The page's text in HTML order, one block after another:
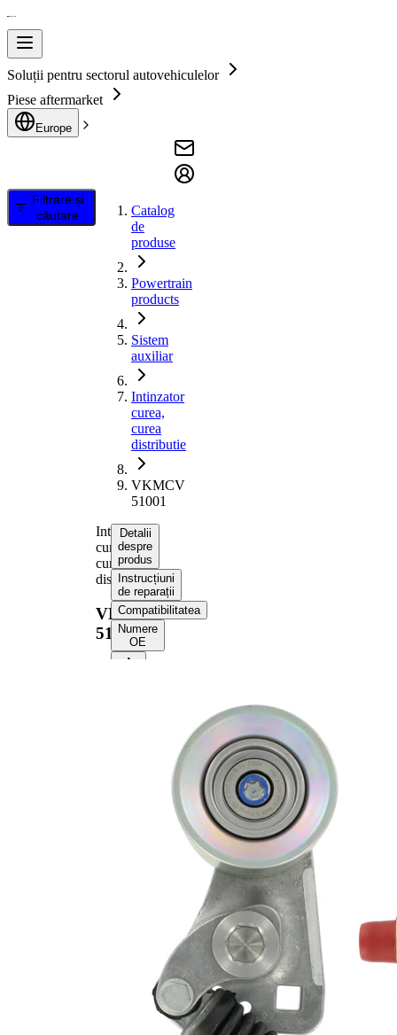
Soluții pentru sectorul autovehiculelor
Piese aftermarket
Europe
Filtrare și
căutare
Catalog
de
produse
Powertrain
products
Sistem
auxiliar
Intinzator
curea,
curea
distributie
VKMCV
51001
Intinzator
curea,
curea
distributie
VKMCV
51001
Detalii
despre
produs
Instrucțiuni
de reparații
Compatibilitatea
Numere
OE
Valoare
80 mm
45 mm
intinzatoare
hidraulic